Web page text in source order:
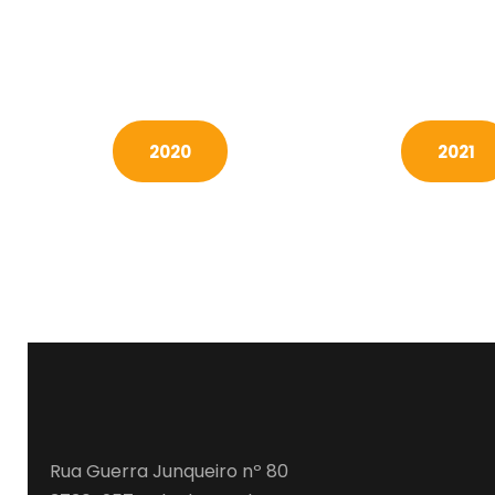
2020 2021
Rua Guerra Junqueiro nº 80